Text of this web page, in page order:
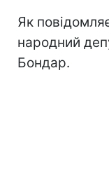
Як
народний
Бондар.